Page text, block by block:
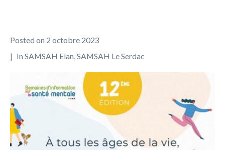
Posted on 2 octobre 2023
In SAMSAH Elan,SAMSAH Le Serdac